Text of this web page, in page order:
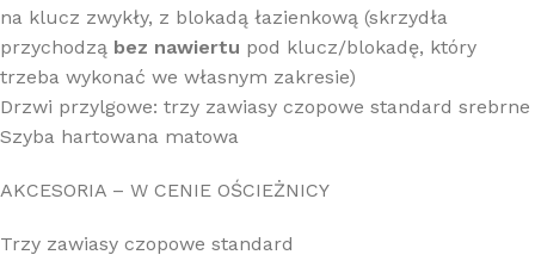
na klucz zwykły, z blokadą łazienkową (skrzydła
przychodzą bez nawiertu pod klucz/blokadę, który
trzeba wykonać we własnym zakresie)
Drzwi przylgowe: trzy zawiasy czopowe standard srebrne
Szyba hartowana matowa
AKCESORIA – W CENIE OŚCIEŻNICY
Trzy zawiasy czopowe standard